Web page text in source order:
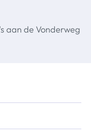
aan de Vonderweg